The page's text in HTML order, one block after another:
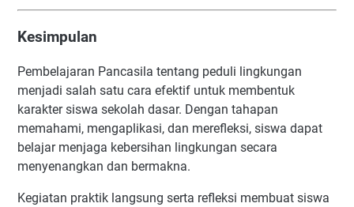
Kesimpulan
Pembelajaran Pancasila tentang peduli lingkungan
menjadi salah satu cara efektif untuk membentuk
karakter siswa sekolah dasar. Dengan tahapan
memahami, mengaplikasi, dan merefleksi, siswa dapat
belajar menjaga kebersihan lingkungan secara
menyenangkan dan bermakna.
Kegiatan praktik langsung serta refleksi membuat siswa